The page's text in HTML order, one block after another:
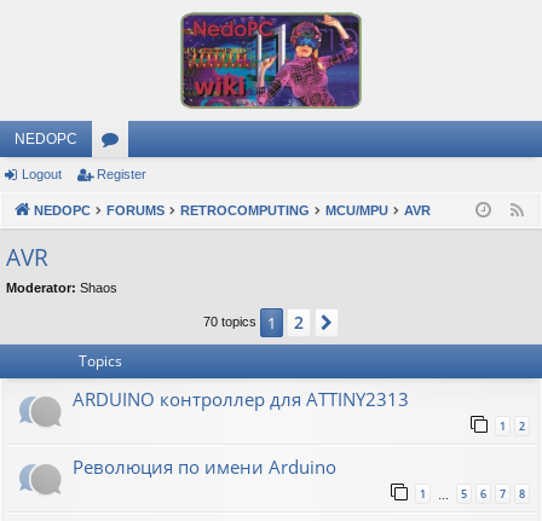
NEDOPC
or
u
s
Logout Register
NEDOPC FORUMS RETROCOMPUTING MCU/MPU AVR
AVR
Moderator: Shaos
70 topics 1 2
Topics
ARDUINO контроллер для ATTINY2313
1 2
Революция по имени Arduino
1 … 5 6 7 8